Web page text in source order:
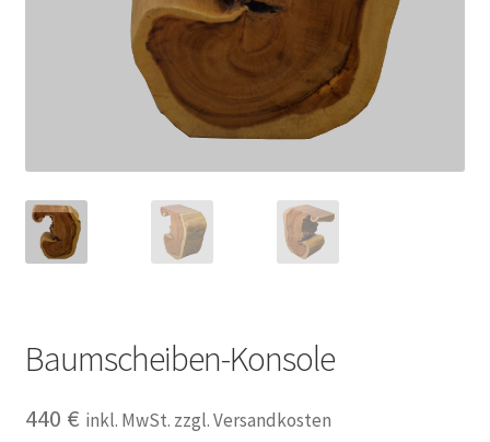
Kontakt
Baumscheiben-Konsole
440 € inkl. MwSt. zzgl. Versandkosten